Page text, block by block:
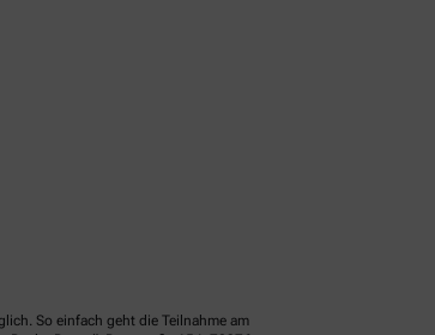
So einfach geht die Teilnahme am